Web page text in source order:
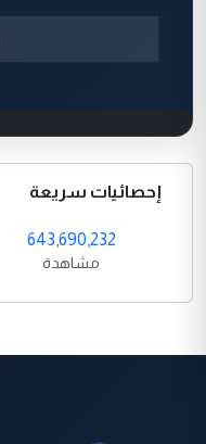
إحصائيات سريعة
643,690,232
مشاهدة